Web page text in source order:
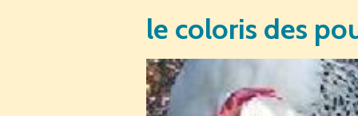
le coloris des